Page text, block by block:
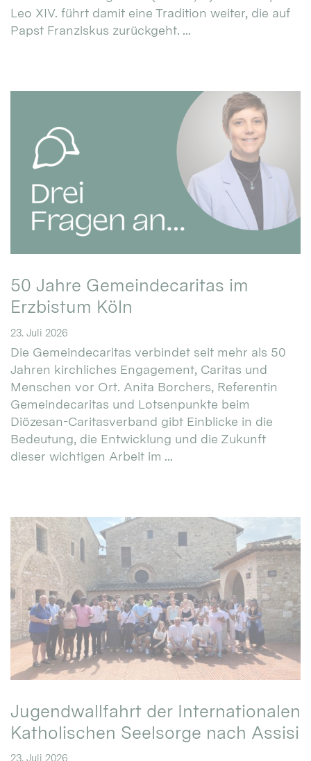
Leo XIV. führt damit eine Tradition weiter, die auf
Papst Franziskus zurückgeht. ...
50 Jahre Gemeindecaritas im
Erzbistum Köln
23. Juli 2026
Die Gemeindecaritas verbindet seit mehr als 50
Jahren kirchliches Engagement, Caritas und
Menschen vor Ort. Anita Borchers, Referentin
Gemeindecaritas und Lotsenpunkte beim
Diözesan-Caritasverband gibt Einblicke in die
Bedeutung, die Entwicklung und die Zukunft
dieser wichtigen Arbeit im ...
Jugendwallfahrt der Internationalen
Katholischen Seelsorge nach Assisi
23. Juli 2026